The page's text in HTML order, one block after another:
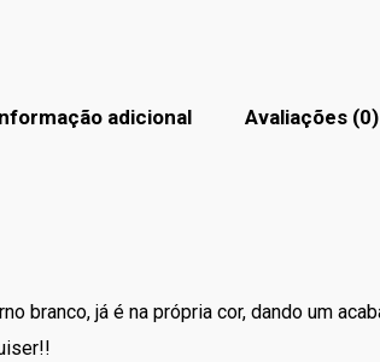
adicional Avaliações (0)
branco, já é na própria cor, dando um